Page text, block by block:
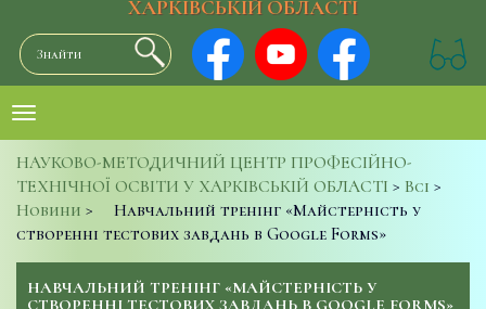
ХАРКІВСЬКІЙ ОБЛАСТІ
НАУКОВО-МЕТОДИЧНИЙ ЦЕНТР ПРОФЕСІЙНО-
ТЕХНІЧНОЇ ОСВІТИ У ХАРКІВСЬКІЙ ОБЛАСТІ > Всі >
Новини >
Навчальний тренінг «Майстерність у
створенні тестових завдань в Google Forms»
НАВЧАЛЬНИЙ ТРЕНІНГ «МАЙСТЕРНІСТЬ У
СТВОРЕННІ ТЕСТОВИХ ЗАВДАНЬ В GOOGLE FORMS»